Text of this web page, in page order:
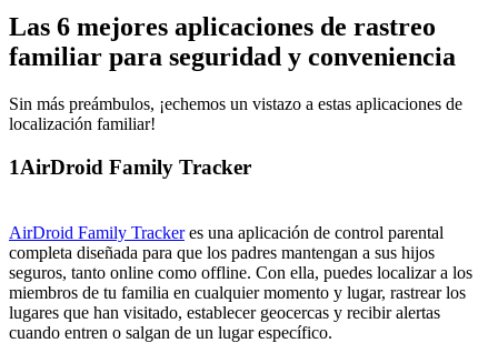
Las 6 mejores aplicaciones de rastreo
familiar para seguridad y conveniencia
Sin más preámbulos, ¡echemos un vistazo a estas aplicaciones de
localización familiar!
1AirDroid Family Tracker
AirDroid Family Trackeres una aplicación de control parental
completa diseñada para que los padres mantengan a sus hijos
seguros, tanto online como offline. Con ella, puedes localizar a los
miembros de tu familia en cualquier momento y lugar, rastrear los
lugares que han visitado, establecer geocercas y recibir alertas
cuando entren o salgan de un lugar específico.